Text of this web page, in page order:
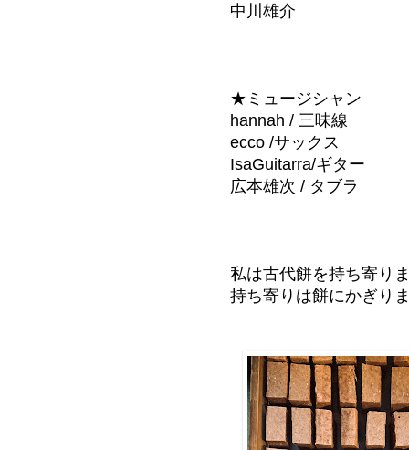
中川雄介
★ミュージシャン
hannah / 三味線
ecco /サックス
IsaGuitarra/ギター
広本雄次 / タブラ
私は古代餅を持ち寄り
持ち寄りは餅にかぎり